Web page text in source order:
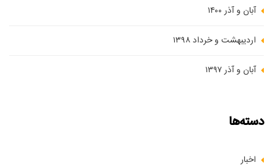
آبان و آذر ۱۴۰۰
اردیبهشت و خرداد ۱۳۹۸
آبان و آذر ۱۳۹۷
دسته‌ها
اخبار